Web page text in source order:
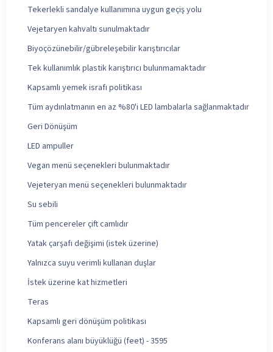
Tekerlekli sandalye kullanımına uygun geçiş yolu
Vejetaryen kahvaltı sunulmaktadır
Biyoçözünebilir/gübreleşebilir karıştırıcılar
Tek kullanımlık plastik karıştırıcı bulunmamaktadır
Kapsamlı yemek israfı politikası
Tüm aydınlatmanın en az %80'i LED lambalarla sağlanmaktadır
Geri Dönüşüm
LED ampuller
Vegan menü seçenekleri bulunmaktadır
Vejeteryan menü seçenekleri bulunmaktadır
Su sebili
Tüm pencereler çift camlıdır
Yatak çarşafı değişimi (istek üzerine)
Yalnızca suyu verimli kullanan duşlar
İstek üzerine kat hizmetleri
Teras
Kapsamlı geri dönüşüm politikası
Konferans alanı büyüklüğü (feet) - 3595